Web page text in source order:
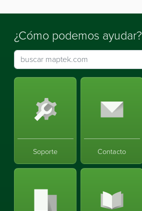
¿Cómo podemos ayudar?
Soporte Contacto